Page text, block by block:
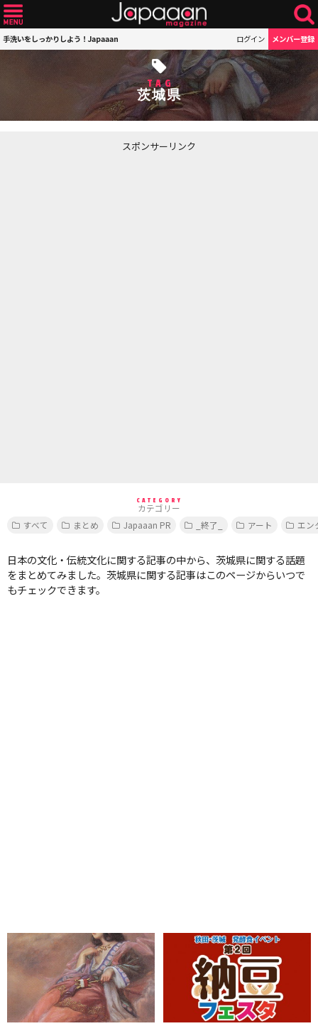
手洗いをしっかりしよう！Japaaan ログイン メンバー登録
TAG
茨城県
スポンサーリンク
CATEGORY
カテゴリー
すべて
まとめ Japaaan PR _終了_ アート エン
日本の文化・伝統文化に関する記事の中から、茨城県に関する話題
をまとめてみました。茨城県に関する記事はこのページからいつで
もチェックできます。